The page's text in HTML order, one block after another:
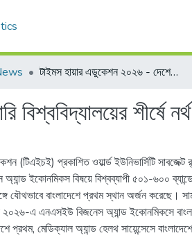
টাইমস হায়ার এডুকেশন ২০২৬ - দেশের বেসরকারি বিশ্ববিদ্যালয়ের শীর্ষে নর্থ সাউথ বিশ্ববিদ্যালয়
শীর্ষে
(টিএইচই) প্রকাশিত ওয়ার্ল্ড ইউনিভার্সিটি
ইকোনমিকস বিষয়ে বিশ্বব্যাপী ৫০১-৬০০
যৌথভাবে বাংলাদেশে প্রথম স্থান অর্জন করেছে।
২০২৬-এ এনএসইউ বিজনেস অ্যান্ড ইকোনমিকসে
প্রথম, মেডিক্যাল অ্যান্ড হেলথ সায়েন্সেসে